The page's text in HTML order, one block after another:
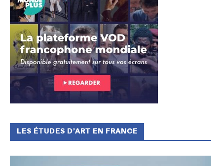
LES ÉTUDES D’ART EN FRANCE